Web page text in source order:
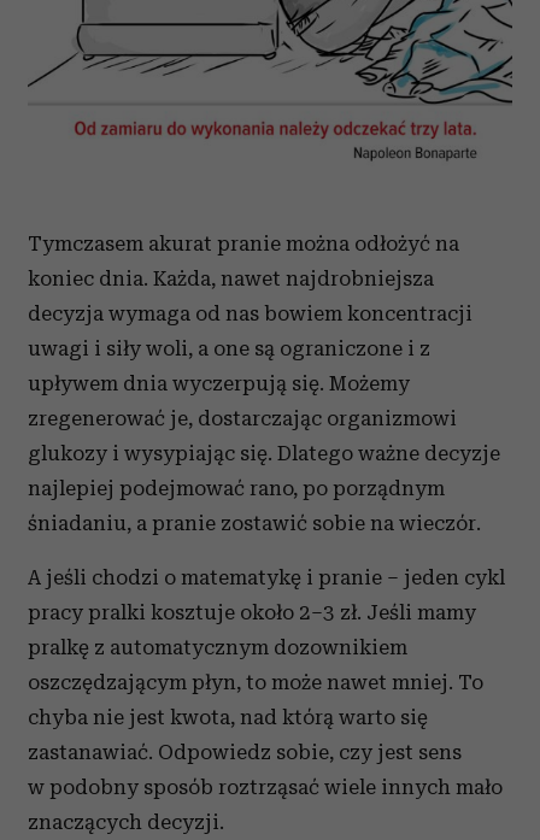
Tymczasem akurat pranie można odłożyć na
koniec dnia. Każda, nawet najdrobniejsza
decyzja wymaga od nas bowiem koncentracji
uwagi i siły woli, a one są ograniczone i z
upływem dnia wyczerpują się. Możemy
zregenerować je, dostarczając organizmowi
glukozy i wysypiając się. Dlatego ważne decyzje
najlepiej podejmować rano, po porządnym
śniadaniu, a pranie zostawić sobie na wieczór.
A jeśli chodzi o matematykę i pranie – jeden cykl
pracy pralki kosztuje około 2–3 zł. Jeśli mamy
pralkę z automatycznym dozownikiem
oszczędzającym płyn, to może nawet mniej. To
chyba nie jest kwota, nad którą warto się
zastanawiać. Odpowiedz sobie, czy jest sens
w podobny sposób roztrząsać wiele innych mało
znaczących decyzji.